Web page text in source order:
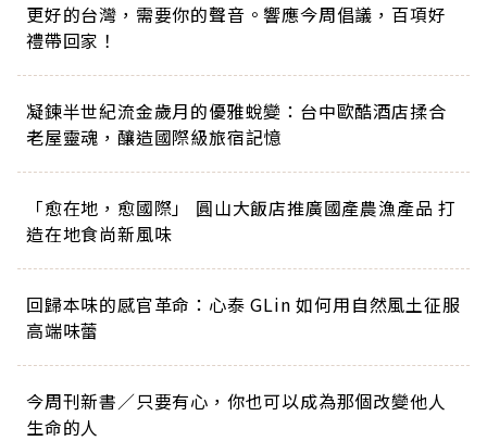
更好的台灣，需要你的聲音。響應今周倡議，百項好
禮帶回家！
凝鍊半世紀流金歲月的優雅蛻變：台中歐酷酒店揉合
老屋靈魂，釀造國際級旅宿記憶
「愈在地，愈國際」 圓山大飯店推廣國產農漁產品 打
造在地食尚新風味
回歸本味的感官革命：心泰 GLin 如何用自然風土征服
高端味蕾
今周刊新書／只要有心，你也可以成為那個改變他人
生命的人